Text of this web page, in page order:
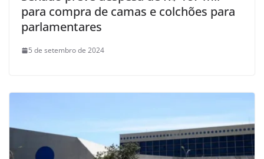
para compra de camas e colchões para
parlamentares
5 de setembro de 2024